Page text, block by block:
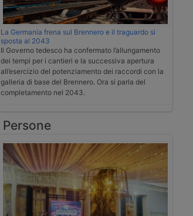
Rhenus amplia
automazione
Project cargo di
Rhenus tra fiume
La Germania frena sul Brennero e il traguardo si
sposta al 2043
Il Governo tedesco ha confermato l’allungamento
dei tempi per i cantieri e la successiva apertura
all’esercizio del potenziamento dei raccordi con la
galleria di base del Brennero. Ora si parla del
completamento nel 2043.
Persone